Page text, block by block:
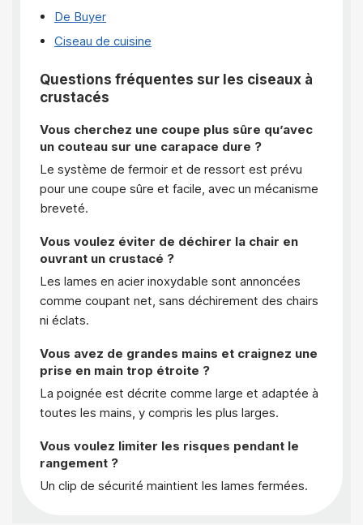
De Buyer
Ciseau de cuisine
Questions fréquentes sur les ciseaux à
crustacés
Vous cherchez une coupe plus sûre qu’avec
un couteau sur une carapace dure ?
Le système de fermoir et de ressort est prévu
pour une coupe sûre et facile, avec un mécanisme
breveté.
Vous voulez éviter de déchirer la chair en
ouvrant un crustacé ?
Les lames en acier inoxydable sont annoncées
comme coupant net, sans déchirement des chairs
ni éclats.
Vous avez de grandes mains et craignez une
prise en main trop étroite ?
La poignée est décrite comme large et adaptée à
toutes les mains, y compris les plus larges.
Vous voulez limiter les risques pendant le
rangement ?
Un clip de sécurité maintient les lames fermées.